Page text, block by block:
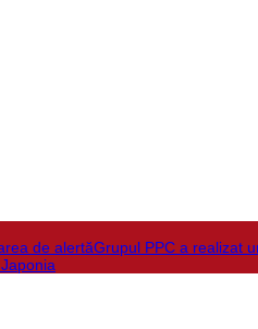
de alertăGrupul PPC a realizat